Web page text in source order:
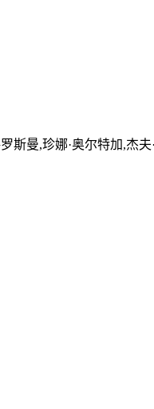
斯曼,珍娜·奥尔特加,杰